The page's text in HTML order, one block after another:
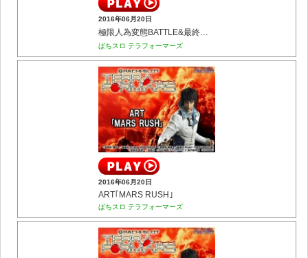
2016年06月20日
極限人為変態BATTLE&最終決戦
ぱちスロ テラフォーマーズ
2016年06月20日
ART｢MARS RUSH｣
ぱちスロ テラフォーマーズ